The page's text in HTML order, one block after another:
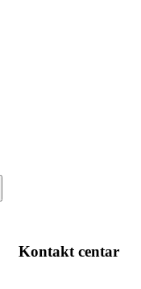
Kontakt centar